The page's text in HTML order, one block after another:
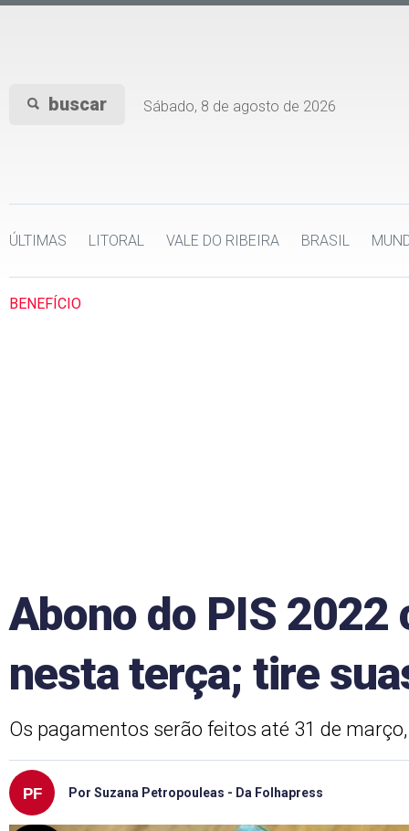
buscar Sábado, 8 de agosto de 2026
ÚLTIMAS LITORAL VALE DO RIBEIRA BRASIL
BENEFÍCIO
Abono do PIS 2022
nesta terça; tire
Os pagamentos serão feitos até 31 de
Por Suzana Petropouleas - Da Folhapress